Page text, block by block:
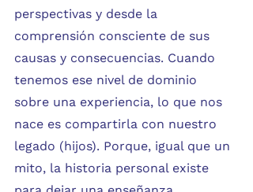
perspectivas y desde la
comprensión consciente de sus
causas y consecuencias. Cuando
tenemos ese nivel de dominio
sobre una experiencia, lo que nos
nace es compartirla con nuestro
legado (hijos). Porque, igual que un
mito, la historia personal existe